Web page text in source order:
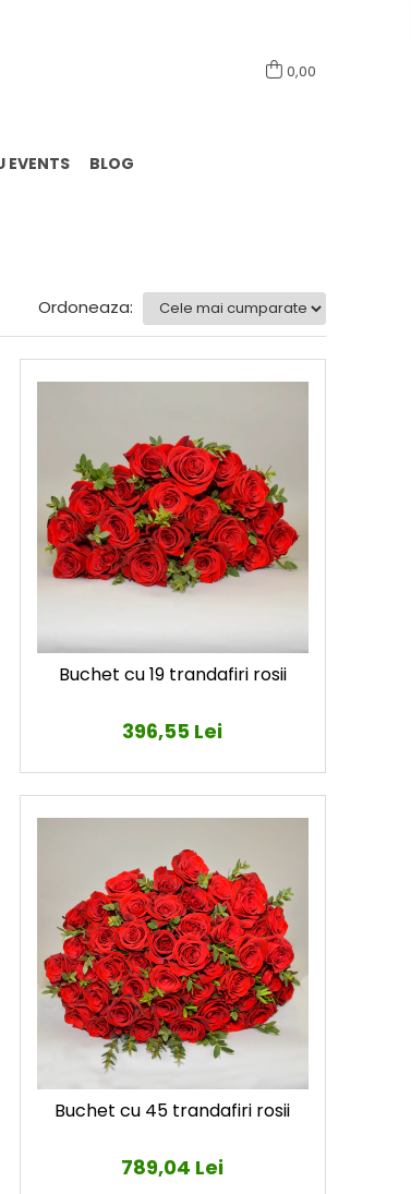
0,00
EVENTS BLOG
Ordoneaza:
Buchet cu 19 trandafiri rosii
396,55 Lei
Buchet cu 45 trandafiri rosii
789,04 Lei